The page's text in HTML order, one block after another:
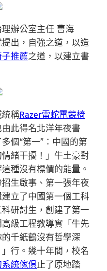
辦公室主任 曹海
出，自強之道，以造
推薦之道，以建立書
稱Razer雷蛇電競椅
此得名北洋年夜書
個“第一”：中國的第
情緒干擾！」牛土豪對
種沒有標價的能量。
生啟事、第一張年夜
立了中國第一個工科
研討生，創建了第一
級工程教導實「牛先
千紙鶴沒有哲學深
行。幾十年間，校名
統傢俱止了原地踏